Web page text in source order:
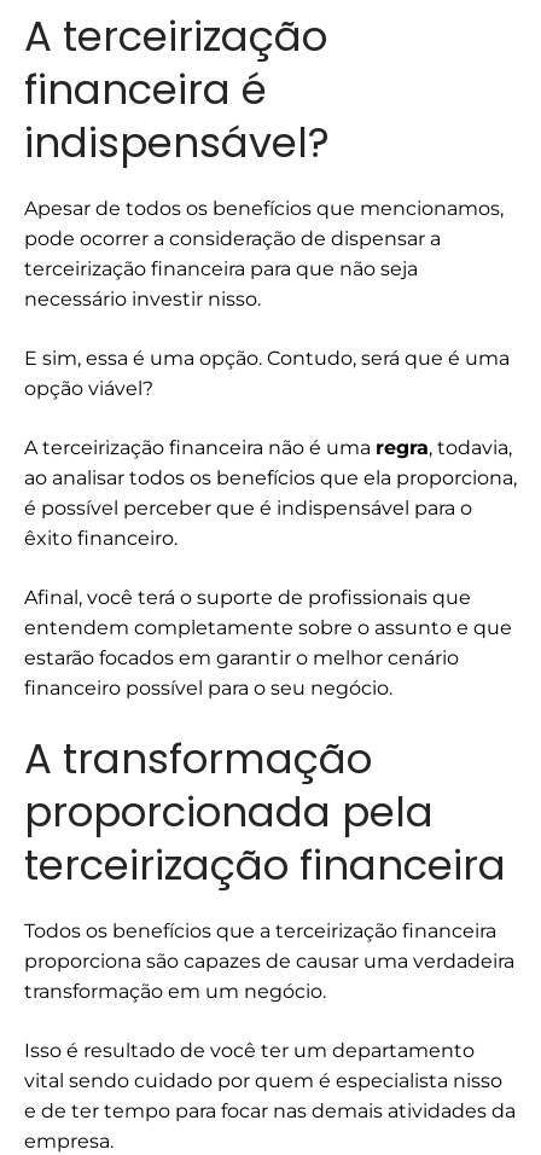
A terceirização
financeira é
indispensável?
Apesar de todos os benefícios que mencionamos,
pode ocorrer a consideração de dispensar a
terceirização financeira para que não seja
necessário investir nisso.
E sim, essa é uma opção. Contudo, será que é uma
opção viável?
A terceirização financeira não é uma regra, todavia,
ao analisar todos os benefícios que ela proporciona,
é possível perceber que é indispensável para o
êxito financeiro.
Afinal, você terá o suporte de profissionais que
entendem completamente sobre o assunto e que
estarão focados em garantir o melhor cenário
financeiro possível para o seu negócio.
A transformação
proporcionada pela
terceirização financeira
Todos os benefícios que a terceirização financeira
proporciona são capazes de causar uma verdadeira
transformação em um negócio.
Isso é resultado de você ter um departamento
vital sendo cuidado por quem é especialista nisso
e de ter tempo para focar nas demais atividades da
empresa.